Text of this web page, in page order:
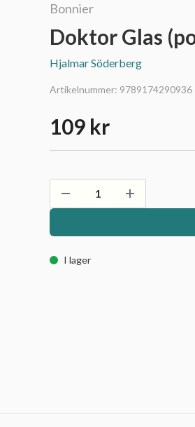
Bonnier
Doktor Glas
Hjalmar Söderberg
Artikelnummer: 9789174290936
109 kr
I lager